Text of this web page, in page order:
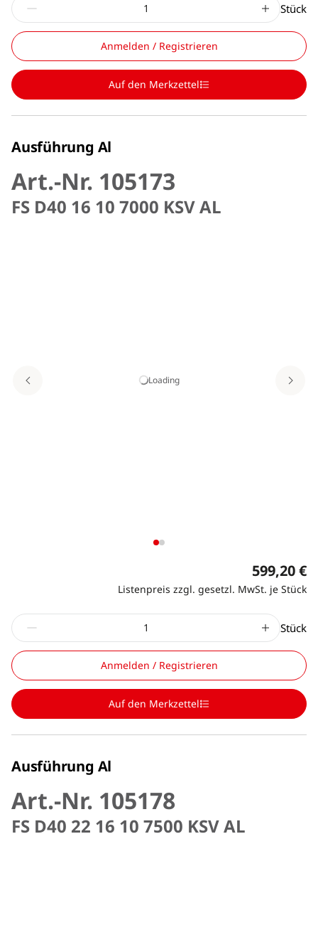
Stück
Anmelden / Registrieren
Auf den Merkzettel
Ausführung Al
Art.-Nr. 105173
FS D40 16 10 7000 KSV AL
Loading
599,20 €
Listenpreis zzgl. gesetzl. MwSt. je Stück
Stück
Anmelden / Registrieren
Auf den Merkzettel
Ausführung Al
Art.-Nr. 105178
FS D40 22 16 10 7500 KSV AL